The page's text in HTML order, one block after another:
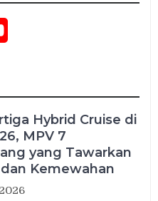
Hybrid Cruise di
MPV 7
yang Tawarkan
Kemewahan